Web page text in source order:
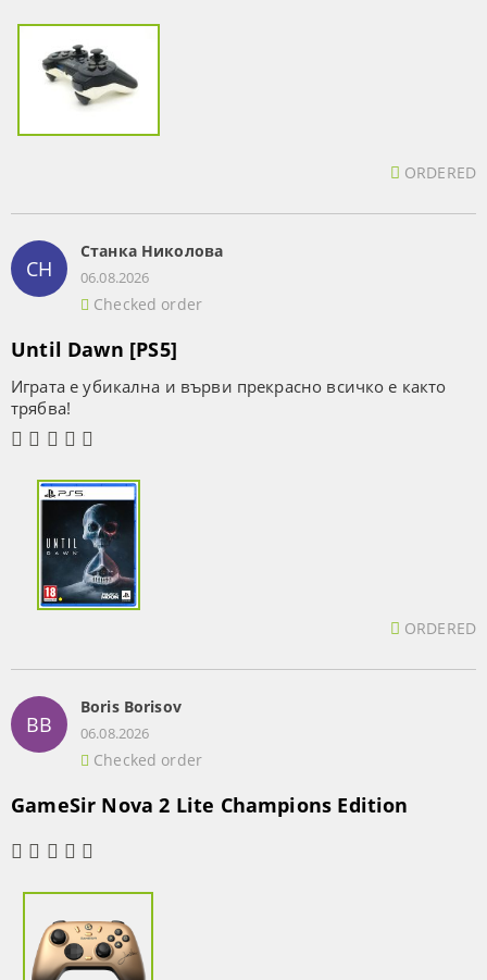
ORDERED
СН
Станка Николова
06.08.2026
Checked order
Until Dawn [PS5]
Играта е убикална и върви прекрасно всичко е както
трябва!
ORDERED
BB
Boris Borisov
06.08.2026
Checked order
GameSir Nova 2 Lite Champions Edition